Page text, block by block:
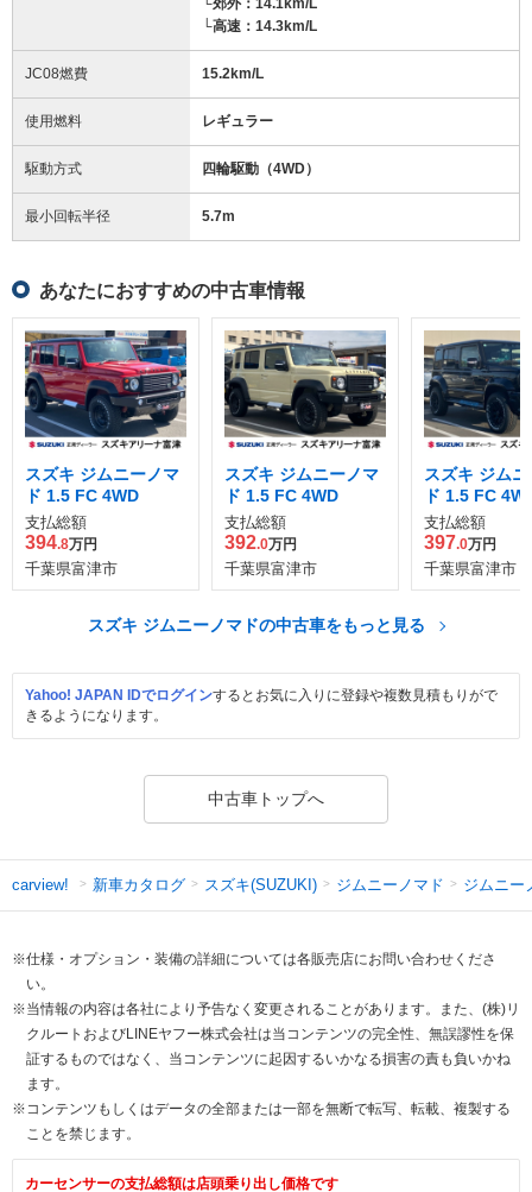
└高速：14.3km/L
JC08燃費 15.2km/L
使用燃料 レギュラー
駆動方式 四輪駆動（4WD）
最小回転半径 5.7m
あなたにおすすめの中古車情報
スズキ ジムニーノマ
ド 1.5 FC 4WD
支払総額
394.8万円
千葉県富津市
スズキ ジムニーノマ
ド 1.5 FC 4WD
支払総額
392.0万円
千葉県富津市
スズキ ジム
ド 1.5 FC
支払総額
397.0万円
千葉県富津市
スズキ ジムニーノマドの中古車をもっと見る
Yahoo! JAPAN IDでログインするとお気に入りに登録や複数見積もりがで
きるようになります。
中古車トップへ
carview! 新車カタログ スズキ(SUZUKI) ジムニーノマド ジムニー
※仕様・オプション・装備の詳細については各販売店にお問い合わせくださ
い。
※当情報の内容は各社により予告なく変更されることがあります。また、(株)リ
クルートおよびLINEヤフー株式会社は当コンテンツの完全性、無誤謬性を保
証するものではなく、当コンテンツに起因するいかなる損害の責も負いかね
ます。
※コンテンツもしくはデータの全部または一部を無断で転写、転載、複製する
ことを禁じます。
カーセンサーの支払総額は店頭乗り出し価格です